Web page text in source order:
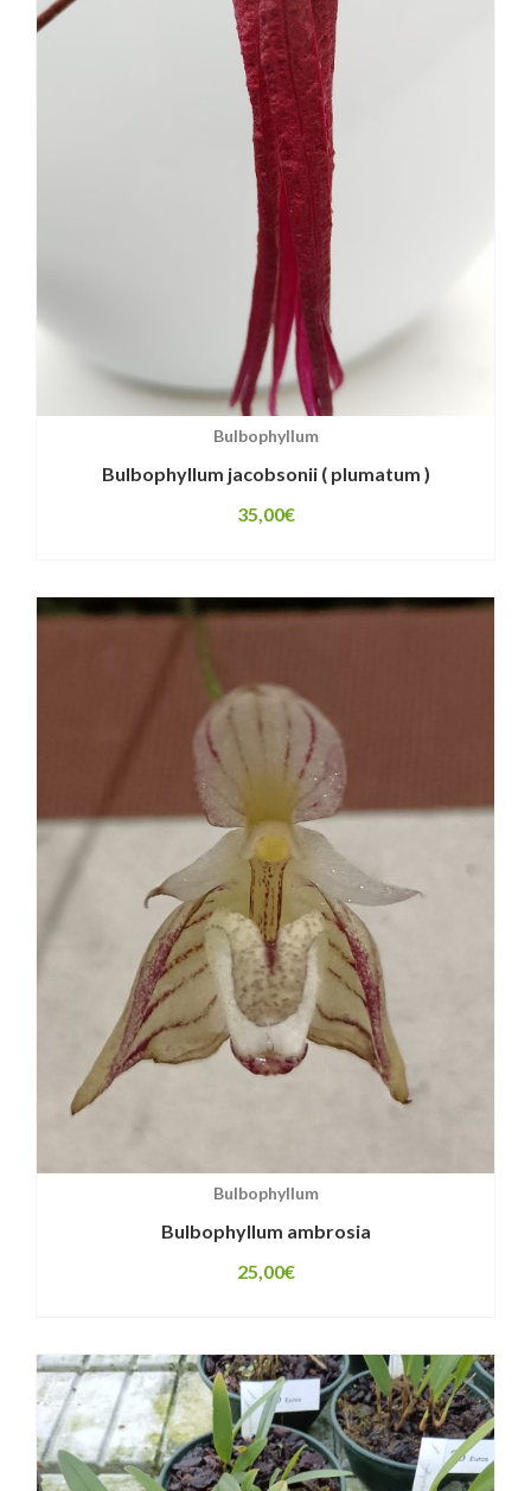
Bulbophyllum
Bulbophyllum jacobsonii ( plumatum )
35,00€
Bulbophyllum
Bulbophyllum ambrosia
25,00€